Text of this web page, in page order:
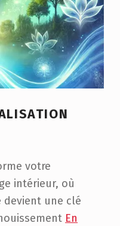
votre
intérieur, où
devient une clé
En